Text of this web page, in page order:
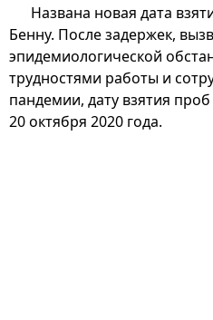
Названа новая дата
Бенну. После задержек,
эпидемиологической
трудностями работы и
пандемии, дату взятия
20 октября 2020 года.